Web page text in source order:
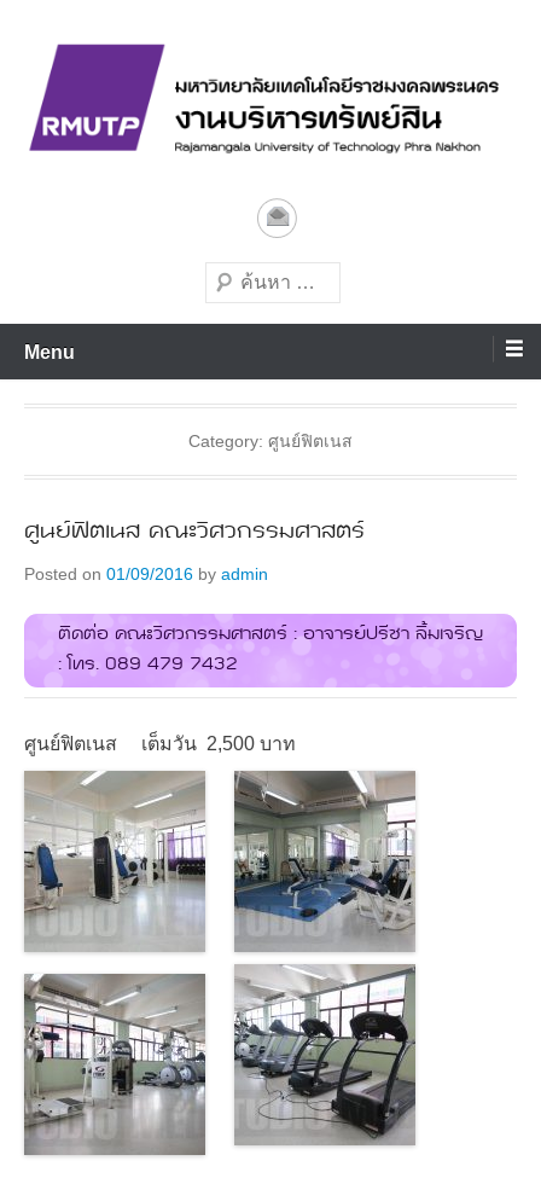
content
งานบริหารทรัพย์สิน
มทร.พระนคร
Search
Menu
Category: ศูนย์ฟิตเนส
ศูนย์ฟิตเนส คณะวิศวกรรมศาสตร์
Posted on 01/09/2016 by admin
ติดต่อ คณะวิศวกรรมศาสตร์ : อาจารย์ปรีชา ลิ้มเจริญ
: โทร. 089 479 7432
ศูนย์ฟิตเนส เต็มวัน 2,500 บาท